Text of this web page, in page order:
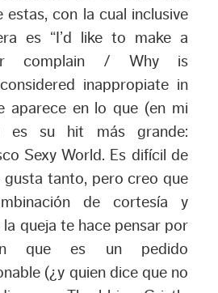
estas, con la cual inclusive
es “I’d like to make a
complain / Why is
inappropiate in
aparece en lo que (en mi
es su hit más grande:
Sexy World . Es difícil de
gusta tanto, pero creo que
de cortesía y
queja te hace pensar por
que es un pedido
(¿y quien dice que no